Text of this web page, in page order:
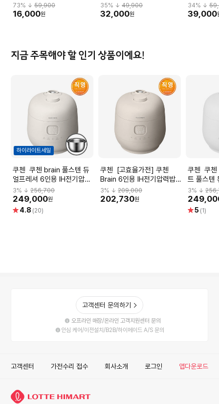
73% ↓ 59,900
16,000원
35% ↓49,900
32,000원
34% ↓
39,000
지금 주목해야 할 인기 상품이에요!
하이라이트세일
쿠첸 쿠첸 brain 풀스텐 듀
얼프레셔 6인용 IH전기압력
밥솥 CRH-TWS0610W
(화이트)
3% ↓ 256,700
249,000원
별 4.8 (20)
쿠첸 [고효율가전] 쿠첸
Brain 6인용 IH전기압력밥
솥 CRH-TWK0671E
3% ↓209,000
202,730원
쿠첸 쿠첸 Brain 퓨어 화이
트 풀스텐
IH전기압
3% ↓
별5 (1)
고객센터 문의하기
오프라인 매장/온라인 고객지원센터 문의
안심 케어/이전설치/B2B/하이메이드 A/S 문의
고객센터 가전수리 접수 회사소개 로그인 앱다운로드